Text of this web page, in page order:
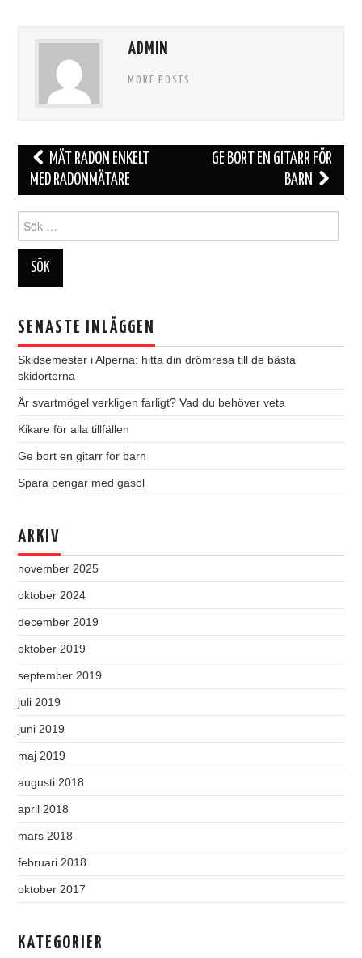
ADMIN
MORE POSTS
Inläggsnavigering
MÄT RADON ENKELT
MED RADONMÄTARE
GE BORT EN GITARR FÖR
BARN
efter:
SENASTE INLÄGGEN
Skidsemester i Alperna: hitta din drömresa till de bästa
skidorterna
Är svartmögel verkligen farligt? Vad du behöver veta
Kikare för alla tillfällen
Ge bort en gitarr för barn
Spara pengar med gasol
ARKIV
november 2025
oktober 2024
december 2019
oktober 2019
september 2019
juli 2019
juni 2019
maj 2019
augusti 2018
april 2018
mars 2018
februari 2018
oktober 2017
KATEGORIER